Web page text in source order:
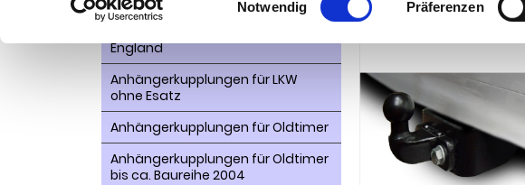
Notwendig Präferenzen
Anhängerkupplungen für
England
Anhängerkupplungen für LKW
ohne Esatz
Anhängerkupplungen für Oldtimer
Anhängerkupplungen für Oldtimer
bis ca. Baureihe 2004